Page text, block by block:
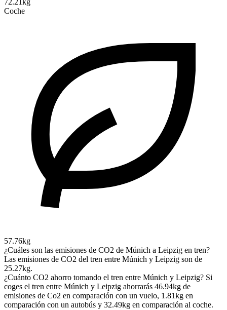
72.21kg
Coche
57.76kg
¿Cuáles son las emisiones de CO2 de Múnich a Leipzig en tren?
Las emisiones de CO2 del tren entre Múnich y Leipzig son de
25.27kg.
¿Cuánto CO2 ahorro tomando el tren entre Múnich y Leipzig? Si
coges el tren entre Múnich y Leipzig ahorrarás 46.94kg de
emisiones de Co2 en comparación con un vuelo, 1.81kg en
comparación con un autobús y 32.49kg en comparación al coche.